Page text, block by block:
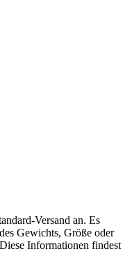
Versand an. Es
Gewichts, Größe oder
Informationen findest